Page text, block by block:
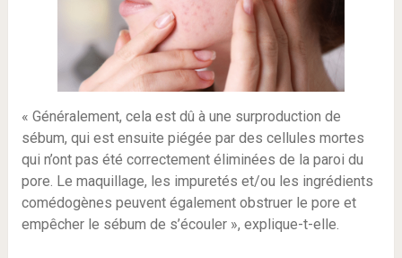
« Généralement, cela est dû à une surproduction de
sébum, qui est ensuite piégée par des cellules mortes
qui n’ont pas été correctement éliminées de la paroi du
pore. Le maquillage, les impuretés et/ou les ingrédients
comédogènes peuvent également obstruer le pore et
empêcher le sébum de s’écouler », explique-t-elle.